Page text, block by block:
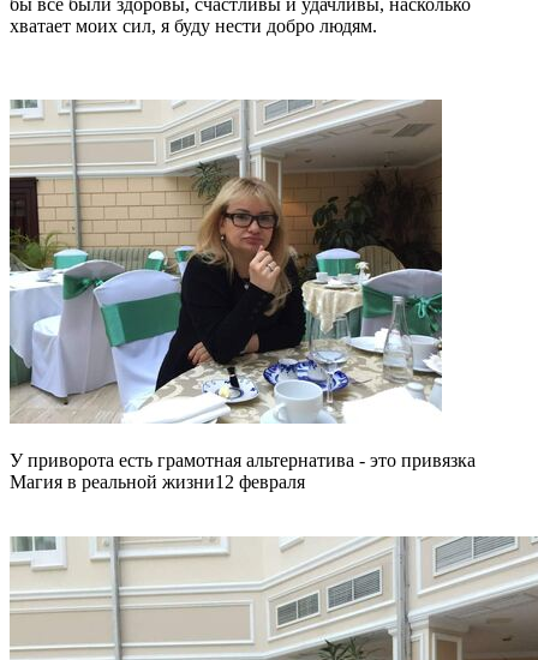
хватает моих сил, я буду нести добро людям.
У приворота есть грамотная альтернатива - это привязка
Магия в реальной жизни12 февраля